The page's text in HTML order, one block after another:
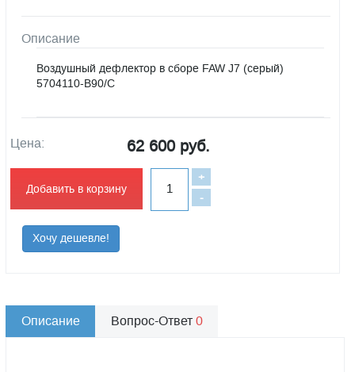
Описание
Воздушный дефлектор в сборе FAW J7 (серый)
5704110-B90/C
Цена: 62 600 руб.
Добавить в корзину
-
+
Хочу дешевле!
Описание Вопрос-Ответ0